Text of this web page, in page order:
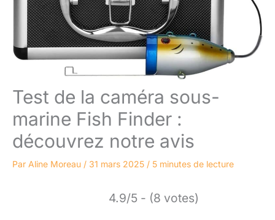
Test de la caméra sous-
marine Fish Finder :
découvrez notre avis
Par Aline Moreau / 31 mars 2025 / 5 minutes de lecture
4.9/5 - (8 votes)